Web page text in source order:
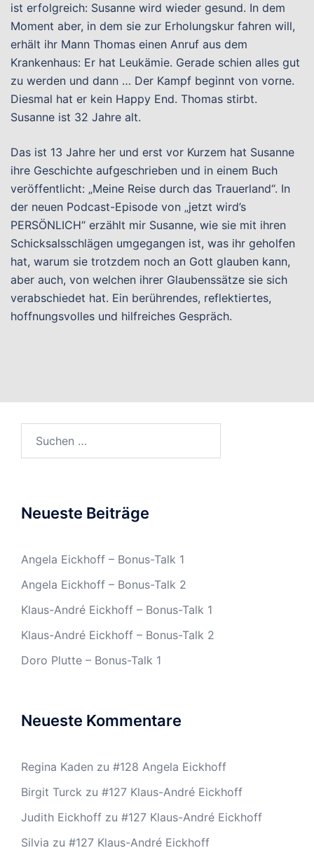
ist erfolgreich: Susanne wird wieder gesund. In dem
Moment aber, in dem sie zur Erholungskur fahren will,
erhält ihr Mann Thomas einen Anruf aus dem
Krankenhaus: Er hat Leukämie. Gerade schien alles gut
zu werden und dann … Der Kampf beginnt von vorne.
Diesmal hat er kein Happy End. Thomas stirbt.
Susanne ist 32 Jahre alt.
Das ist 13 Jahre her und erst vor Kurzem hat Susanne
ihre Geschichte aufgeschrieben und in einem Buch
veröffentlicht: „Meine Reise durch das Trauerland“. In
der neuen Podcast-Episode von „jetzt wird’s
PERSÖNLICH“ erzählt mir Susanne, wie sie mit ihren
Schicksalsschlägen umgegangen ist, was ihr geholfen
hat, warum sie trotzdem noch an Gott glauben kann,
aber auch, von welchen ihrer Glaubenssätze sie sich
verabschiedet hat. Ein berührendes, reflektiertes,
hoffnungsvolles und hilfreiches Gespräch.
Neueste Beiträge
Angela Eickhoff – Bonus-Talk 1
Angela Eickhoff – Bonus-Talk 2
Klaus-André Eickhoff – Bonus-Talk 1
Klaus-André Eickhoff – Bonus-Talk 2
Doro Plutte – Bonus-Talk 1
Neueste Kommentare
Regina Kaden zu #128 Angela Eickhoff
Birgit Turck zu #127 Klaus-André Eickhoff
Judith Eickhoff zu #127 Klaus-André Eickhoff
Silvia zu #127 Klaus-André Eickhoff